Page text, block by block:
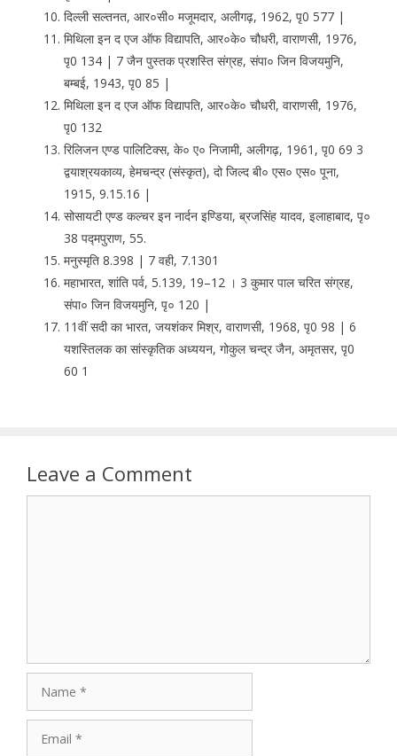
दिल्ली सल्तनत, आर०सी० मजूमदार, अलीगढ़, 1962, पृ0 577 |
मिथिला इन द एज ऑफ विद्यापति, आर०के० चौधरी, वाराणसी, 1976,
पृ0 134 | 7 जैन पुस्तक प्रशस्ति संग्रह, संपा० जिन विजयमुनि,
बम्बई, 1943, पृ0 85 |
मिथिला इन द एज ऑफ विद्यापति, आर०के० चौधरी, वाराणसी, 1976,
पृ0 132
रिलिजन एण्ड पालिटिक्स, के० ए० निजामी, अलीगढ़, 1961, पृ0 69 3
द्वयाश्रयकाव्य, हेमचन्द्र (संस्कृत), दो जिल्द बी० एस० एस० पूना,
1915, 9.15.16 |
सोसायटी एण्ड कल्चर इन नार्दन इण्डिया, ब्रजसिंह यादव, इलाहाबाद, पृ०
38 पद्मपुराण, 55.
मनुस्मृति 8.398 | 7 वही, 7.1301
महाभारत, शांति पर्व, 5.139, 19–12 । 3 कुमार पाल चरित संग्रह,
संपा० जिन विजयमुनि, पृ० 120 |
11वीं सदी का भारत, जयशंकर मिश्र, वाराणसी, 1968, पृ0 98 | 6
यशस्तिलक का सांस्कृतिक अध्ययन, गोकुल चन्द्र जैन, अमृतसर, पृ0
60 1
Leave a Comment